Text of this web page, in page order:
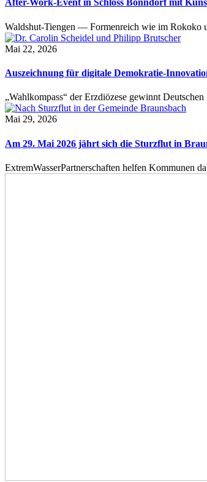
After-Work-Event in Schloss Bonndorf mit
Waldshut-Tiengen — Formenreich wie im Rokoko
Mai 22, 2026
Auszeichnung für digitale Demokratie-
„Wahlkompass“ der Erzdiözese gewinnt
Mai 29, 2026
Am 29. Mai 2026 jährt sich die Sturzflut in
ExtremWasserPartnerschaften helfen Kommunen